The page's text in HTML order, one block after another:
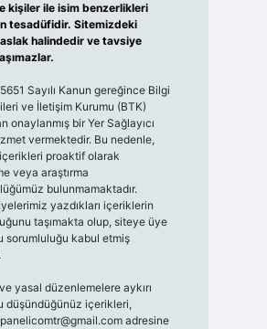
kişiler ile isim benzerlikleri
tesadüfidir. Sitemizdeki
halindedir ve tavsiye
Sayılı Kanun gereğince Bilgi
ve İletişim Kurumu (BTK)
onaylanmış bir Yer Sağlayıcı
vermektedir. Bu nedenle,
proaktif olarak
veya araştırma
bulunmamaktadır.
yazdıkları içeriklerin
taşımakta olup, siteye üye
sorumluluğu kabul etmiş
yasal düzenlemelere aykırı
düşündüğünüz içerikleri,
adresine